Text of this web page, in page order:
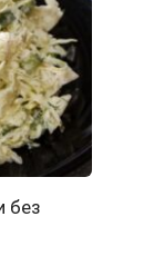
без